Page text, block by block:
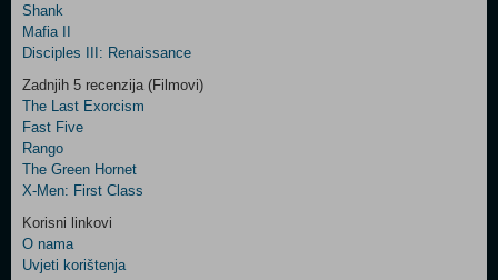
Control
Field
Three
Shank
Mafia II
Disciples III: Renaissance
Zadnjih 5 recenzija (Filmovi)
The Last Exorcism
Fast Five
Rango
The Green Hornet
X-Men: First Class
Korisni linkovi
O nama
Uvjeti korištenja